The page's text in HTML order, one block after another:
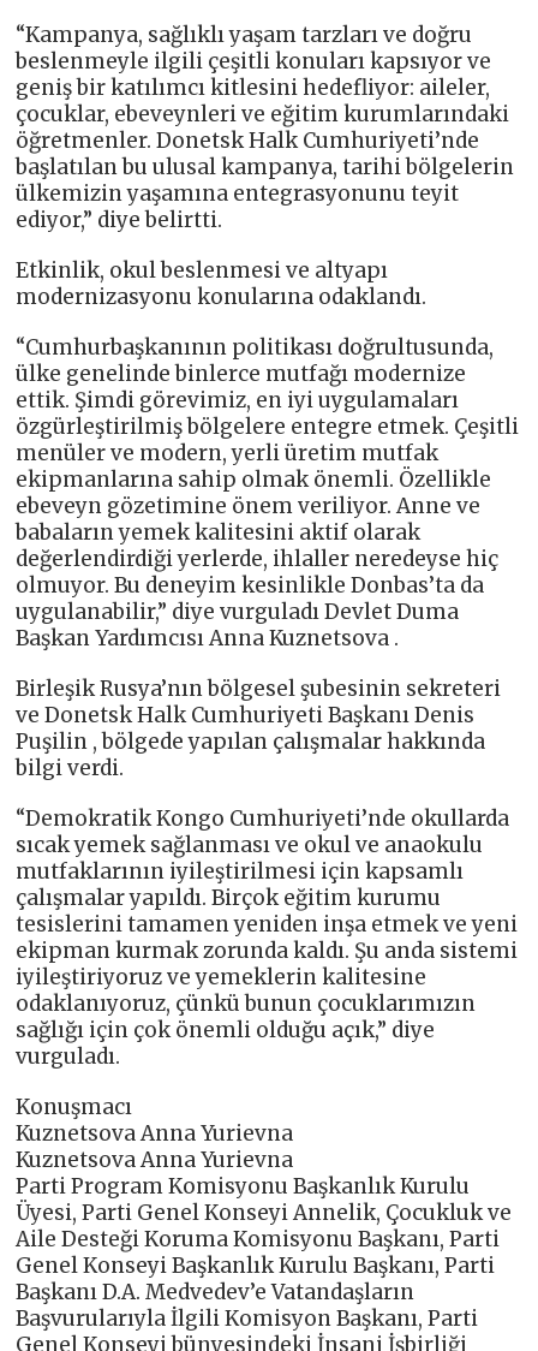
“Kampanya, sağlıklı yaşam tarzları ve doğru
beslenmeyle ilgili çeşitli konuları kapsıyor ve
geniş bir katılımcı kitlesini hedefliyor: aileler,
çocuklar, ebeveynleri ve eğitim kurumlarındaki
öğretmenler. Donetsk Halk Cumhuriyeti’nde
başlatılan bu ulusal kampanya, tarihi bölgelerin
ülkemizin yaşamına entegrasyonunu teyit
ediyor,” diye belirtti.
Etkinlik, okul beslenmesi ve altyapı
modernizasyonu konularına odaklandı.
“Cumhurbaşkanının politikası doğrultusunda,
ülke genelinde binlerce mutfağı modernize
ettik. Şimdi görevimiz, en iyi uygulamaları
özgürleştirilmiş bölgelere entegre etmek. Çeşitli
menüler ve modern, yerli üretim mutfak
ekipmanlarına sahip olmak önemli. Özellikle
ebeveyn gözetimine önem veriliyor. Anne ve
babaların yemek kalitesini aktif olarak
değerlendirdiği yerlerde, ihlaller neredeyse hiç
olmuyor. Bu deneyim kesinlikle Donbas’ta da
uygulanabilir,” diye vurguladı Devlet Duma
Başkan Yardımcısı Anna Kuznetsova .
Birleşik Rusya’nın bölgesel şubesinin sekreteri
ve Donetsk Halk Cumhuriyeti Başkanı Denis
Puşilin , bölgede yapılan çalışmalar hakkında
bilgi verdi.
“Demokratik Kongo Cumhuriyeti’nde okullarda
sıcak yemek sağlanması ve okul ve anaokulu
mutfaklarının iyileştirilmesi için kapsamlı
çalışmalar yapıldı. Birçok eğitim kurumu
tesislerini tamamen yeniden inşa etmek ve yeni
ekipman kurmak zorunda kaldı. Şu anda sistemi
iyileştiriyoruz ve yemeklerin kalitesine
odaklanıyoruz, çünkü bunun çocuklarımızın
sağlığı için çok önemli olduğu açık,” diye
vurguladı.
Konuşmacı
Kuznetsova Anna Yurievna
Kuznetsova Anna Yurievna
Parti Program Komisyonu Başkanlık Kurulu
Üyesi, Parti Genel Konseyi Annelik, Çocukluk ve
Aile Desteği Koruma Komisyonu Başkanı, Parti
Genel Konseyi Başkanlık Kurulu Başkanı, Parti
Başkanı D.A. Medvedev’e Vatandaşların
Başvurularıyla İlgili Komisyon Başkanı, Parti
Genel Konseyi bünyesindeki İnsani İşbirliği